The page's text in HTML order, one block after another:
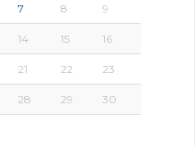
7 8 9
14 15 16
21 22 23
28 29 30